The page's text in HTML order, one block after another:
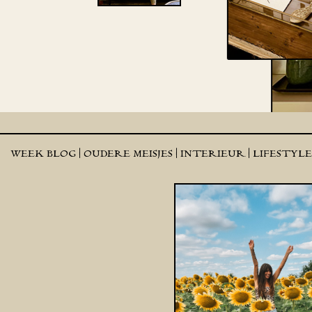
WEEK BLOG | OUDERE MEISJES | INTERIEUR | LIFESTYLE